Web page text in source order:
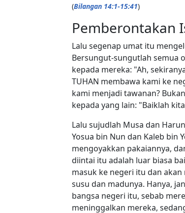
(Bilangan 14:1-15:41)
Pemberontakan
Lalu segenap umat itu
Bersungut-sungutlah semua
kepada mereka: "Ah,
TUHAN membawa kami ke
kami menjadi tawanan?
kepada yang lain: "Baiklah
Lalu sujudlah Musa dan
Yosua bin Nun dan Kaleb bin
mengoyakkan pakaiannya,
diintai itu adalah luar biasa
masuk ke negeri itu dan
susu dan madunya. Hanya,
bangsa negeri itu, sebab
meninggalkan mereka,